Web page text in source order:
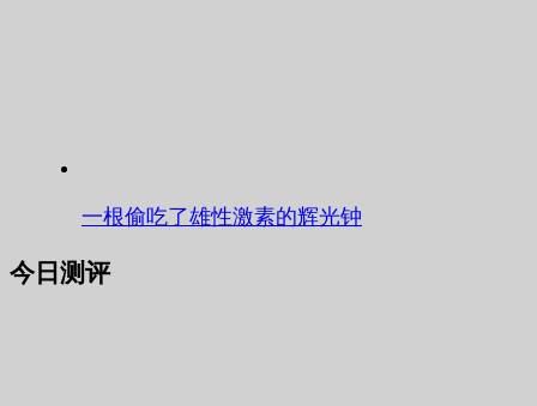
一根偷吃了雄性激素的辉光钟
今日测评